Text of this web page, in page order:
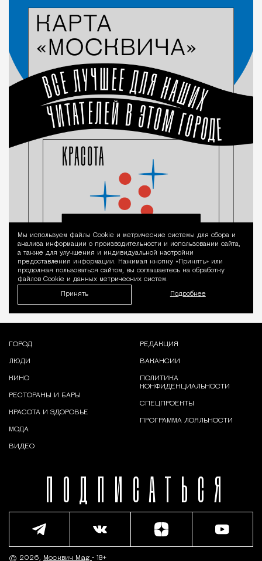
Уведомление
Мы используем файлы Сookie и метрические системы для сбора и
анализа информации о производительности и использовании сайта,
а также для улучшения и индивидуальной настройки
предоставления информации. Нажимая кнопку «Принять» или
продолжая пользоваться сайтом, вы соглашаетесь на обработку
файлов Cookie и данных метрических систем.
Принять Подробнее
ПОДПИСАТЬСЯ
ГОРОД
ЛЮДИ
КИНО
РЕСТОРАНЫ И БАРЫ
КРАСОТА И ЗДОРОВЬЕ
МОДА
ВИДЕО
РЕДАКЦИЯ
ВАКАНСИИ
ПОЛИТИКА
КОНФИДЕНЦИАЛЬНОСТИ
СПЕЦПРОЕКТЫ
ПРОГРАММА ЛОЯЛЬНОСТИ
© 2026, Москвич Mag • 18+